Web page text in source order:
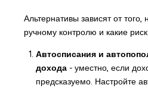
Альтернативы зависят от того,
ручному контролю и какие
Автосписания и
дохода- уместно, если
предсказуемо. Настройте